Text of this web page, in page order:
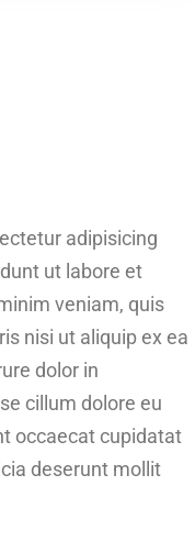
adipisicing
ut labore et
veniam, quis
nisi ut aliquip ex ea
dolor in
cillum dolore eu
occaecat cupidatat
deserunt mollit